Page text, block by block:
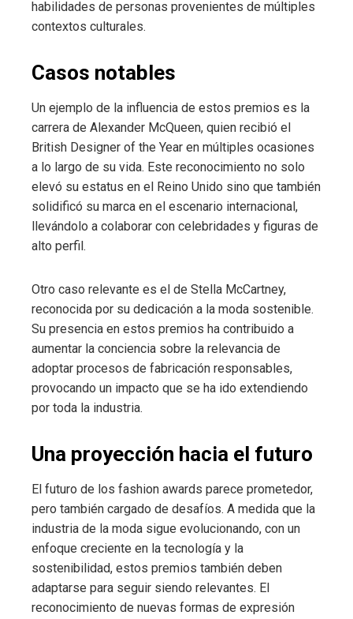
habilidades de personas provenientes de múltiples
contextos culturales.
Casos notables
Un ejemplo de la influencia de estos premios es la
carrera de Alexander McQueen, quien recibió el
British Designer of the Year en múltiples ocasiones
a lo largo de su vida. Este reconocimiento no solo
elevó su estatus en el Reino Unido sino que también
solidificó su marca en el escenario internacional,
llevándolo a colaborar con celebridades y figuras de
alto perfil.
Otro caso relevante es el de Stella McCartney,
reconocida por su dedicación a la moda sostenible.
Su presencia en estos premios ha contribuido a
aumentar la conciencia sobre la relevancia de
adoptar procesos de fabricación responsables,
provocando un impacto que se ha ido extendiendo
por toda la industria.
Una proyección hacia el futuro
El futuro de los fashion awards parece prometedor,
pero también cargado de desafíos. A medida que la
industria de la moda sigue evolucionando, con un
enfoque creciente en la tecnología y la
sostenibilidad, estos premios también deben
adaptarse para seguir siendo relevantes. El
reconocimiento de nuevas formas de expresión